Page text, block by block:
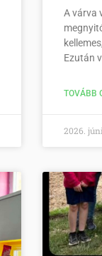
A várva
Ezután
TOVÁBB
2026.